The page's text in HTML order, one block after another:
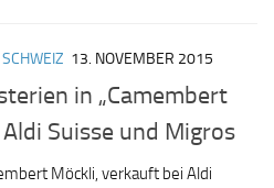
SCHWEIZ 13. NOVEMBER 2015
in „Camembert
Suisse und Migros
Möckli, verkauft bei Aldi